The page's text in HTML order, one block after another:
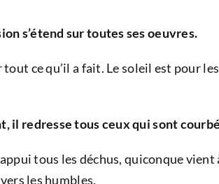
s’étend sur toutes ses oeuvres.
ce qu’il a fait. Le soleil est pour
il redresse tous ceux qui sont
tous les déchus, quiconque
les humbles.